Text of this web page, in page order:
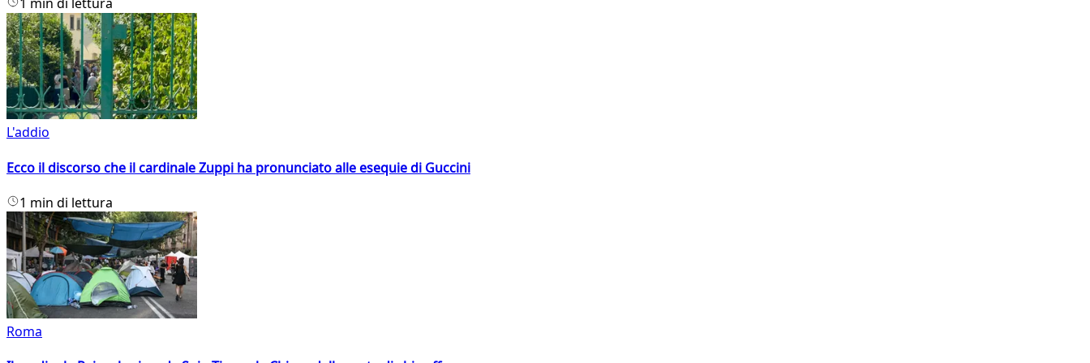
1 min di lettura
L'addio
Ecco il discorso che il cardinale Zuppi ha pronunciato alle esequie di Guccini
1 min di lettura
Roma